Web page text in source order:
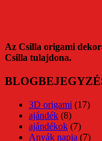
Az Csilla origami
Csilla tulajdona.
3D origami (17)
ajándék (8)
ajándékok (7)
Anyák napja (7)